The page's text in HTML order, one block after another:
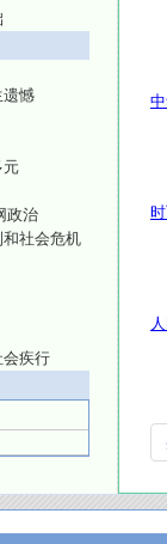
遗憾
元
政治
社会危机
会疾行